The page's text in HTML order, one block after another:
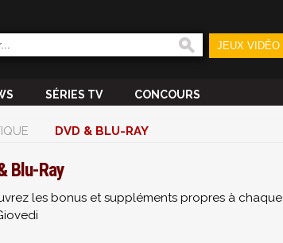
JEUX VIDÉO
SÉRIES TV CONCOURS
DVD & BLU-RAY
Blu-Ray
les bonus et suppléments propres à chaque